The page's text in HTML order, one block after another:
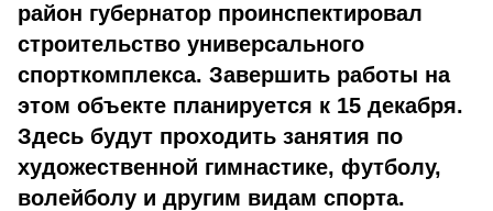
район губернатор проинспектировал
строительство универсального
спорткомплекса. Завершить работы на
этом объекте планируется к 15 декабря.
Здесь будут проходить занятия по
художественной гимнастике, футболу,
волейболу и другим видам спорта.